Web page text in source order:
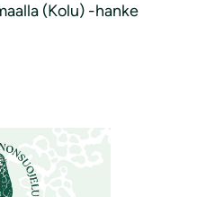
(Kolu) -hanke